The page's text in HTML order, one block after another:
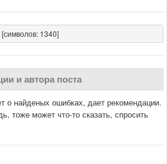
1340]
и автора поста
о найденых ошибках, дает рекомендации.
тоже может что-то сказать, спросить